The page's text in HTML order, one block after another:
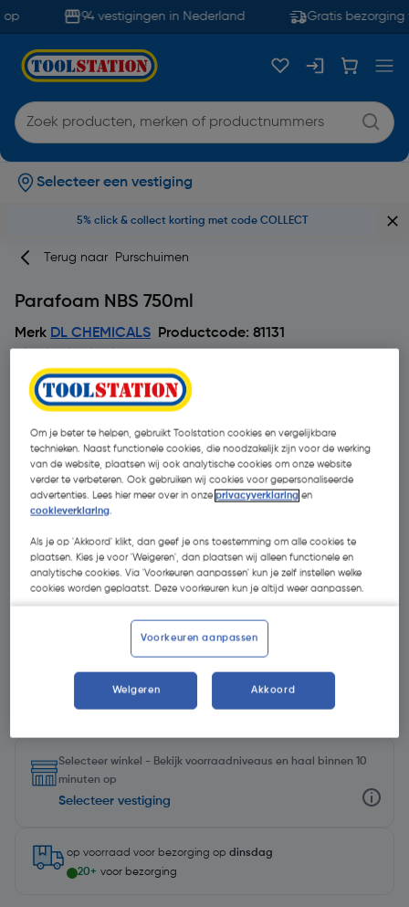
94 vestigingen in Nederland Gratis bezorging
Selecteer een vestiging
5% click & collect korting met code COLLECT
Terug naar Purschuimen
Parafoam NBS 750ml
Merk DL CHEMICALS Productcode: 81131
| Excl. btw € 7,40
Selecteer winkel - Bekijk voorraadniveaus en haal binnen 10
minuten op
Selecteer vestiging
op voorraad voor bezorging op dinsdag
20+ voor bezorging
Om je beter te helpen, gebruikt Toolstation cookies en vergelijkbare
technieken. Naast functionele cookies, die noodzakelijk zijn voor de werking
van de website, plaatsen wij ook analytische cookies om onze website
verder te verbeteren. Ook gebruiken wij cookies voor gepersonaliseerde
advertenties. Lees hier meer over in onzeprivacyverklaring en
cookieverklaring.
Als je op 'Akkoord' klikt, dan geef je ons toestemming om alle cookies te
plaatsen. Kies je voor 'Weigeren', dan plaatsen wij alleen functionele en
analytische cookies. Via 'Voorkeuren aanpassen' kun je zelf instellen welke
cookies worden geplaatst. Deze voorkeuren kun je altijd weer aanpassen.
Voorkeuren aanpassen
Weigeren Akkoord